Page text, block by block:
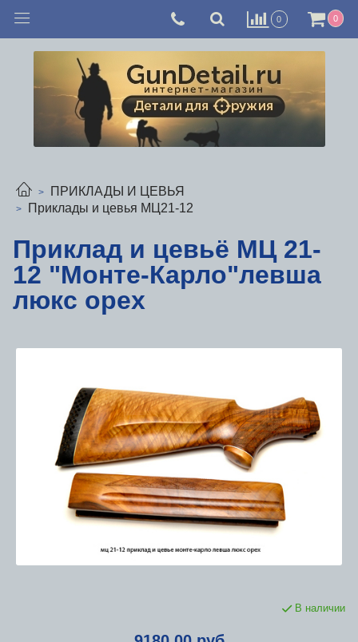
0 0
ПРИКЛАДЫ И ЦЕВЬЯ
Приклады и цевья МЦ21-12
Приклад и цевьё МЦ 21-
12 "Монте-Карло"левша
люкс орех
В наличии